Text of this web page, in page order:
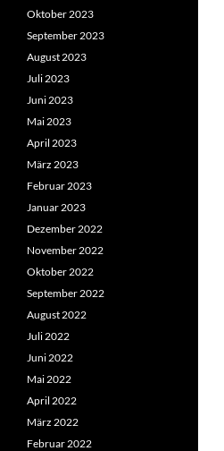
Oktober 2023
September 2023
August 2023
Juli 2023
Juni 2023
Mai 2023
April 2023
März 2023
Februar 2023
Januar 2023
Dezember 2022
November 2022
Oktober 2022
September 2022
August 2022
Juli 2022
Juni 2022
Mai 2022
April 2022
März 2022
Februar 2022